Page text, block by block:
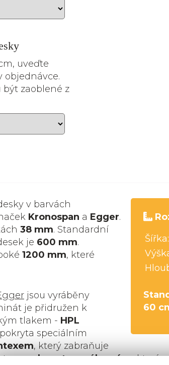
uveďte
objednávce.
být zaoblené z
Šířka:
60
v barvách
Kronospan a Egger.
38 mm. Standardní
je 600 mm.
1200 mm, které
jsou vyráběny
je přidružen k
tlakem - HPL
speciálním
, který zabraňuje
polyuretanového pásu, který